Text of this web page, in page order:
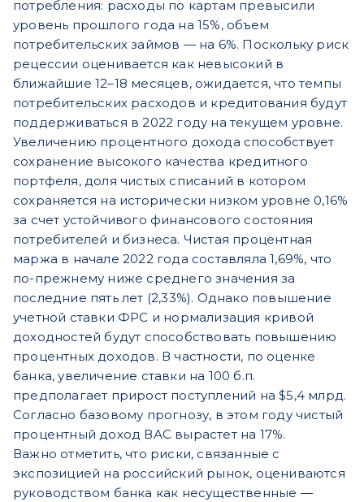
потребления: расходы по картам превысили
уровень прошлого года на 15%, объем
потребительских займов — на 6%. Поскольку риск
рецессии оценивается как невысокий в
ближайшие 12–18 месяцев, ожидается, что темпы
потребительских расходов и кредитования будут
поддерживаться в 2022 году на текущем уровне.
Увеличению процентного дохода способствует
сохранение высокого качества кредитного
портфеля, доля чистых списаний в котором
сохраняется на исторически низком уровне 0,16%
за счет устойчивого финансового состояния
потребителей и бизнеса. Чистая процентная
маржа в начале 2022 года составляла 1,69%, что
по-прежнему ниже среднего значения за
последние пять лет (2,33%). Однако повышение
учетной ставки ФРС и нормализация кривой
доходностей будут способствовать повышению
процентных доходов. В частности, по оценке
банка, увеличение ставки на 100 б.п.
предполагает прирост поступлений на $5,4 млрд.
Согласно базовому прогнозу, в этом году чистый
процентный доход ВАС вырастет на 17%.
Важно отметить, что риски, связанные с
экспозицией на российский рынок, оцениваются
руководством банка как несущественные —